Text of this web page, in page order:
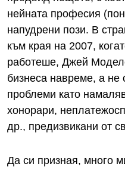
нейната професия
напудрени пози. В
към края на 2007,
работеше, Джей
бизнеса навреме, а не
проблеми като
хонорари,
др., предизвикани от
Да си призная, много